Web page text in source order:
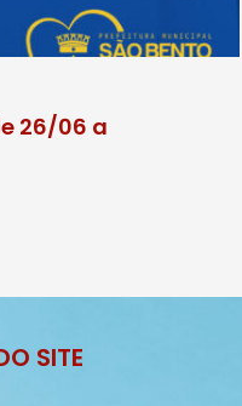
26/06 a
SITE